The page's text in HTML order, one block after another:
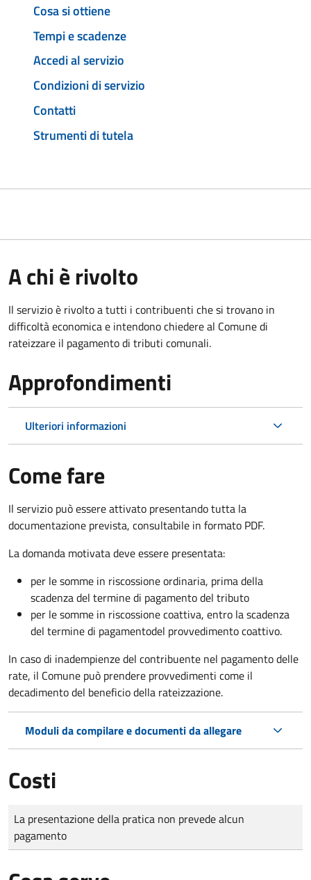
Cosa si ottiene
Tempi e scadenze
Accedi al servizio
Condizioni di servizio
Contatti
Strumenti di tutela
A chi è rivolto
Il servizio è rivolto a tutti i contribuenti che si trovano in
difficoltà economica e intendono chiedere al Comune di
rateizzare il pagamento di tributi comunali.
Approfondimenti
Ulteriori informazioni
Come fare
Il servizio può essere attivato presentando tutta la
documentazione prevista, consultabile in formato PDF.
La domanda motivata deve essere presentata:
per le somme in riscossione ordinaria, prima della
scadenza del termine di pagamento del tributo
per le somme in riscossione coattiva, entro la scadenza
del termine di pagamentodel provvedimento coattivo.
In caso di inadempienze del contribuente nel pagamento delle
rate, il Comune può prendere provvedimenti come il
decadimentodel beneficio della rateizzazione.
Moduli da compilare e documenti da allegare
Costi
Tipo di pagamento
Importo
La presentazione della pratica non prevede alcun
pagamento